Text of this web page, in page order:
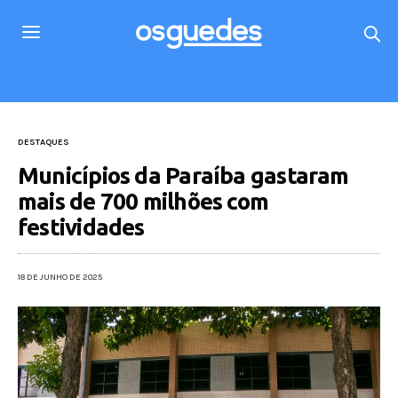
DESTAQUES
Municípios da Paraíba gastaram
mais de 700 milhões com
festividades
18 DE JUNHO DE 2025